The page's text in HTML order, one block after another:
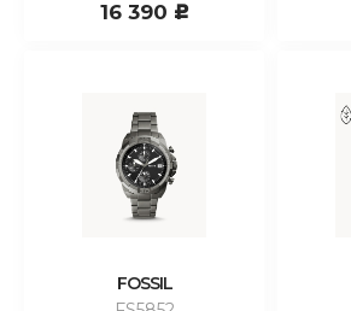
16 390 c
FOSSIL